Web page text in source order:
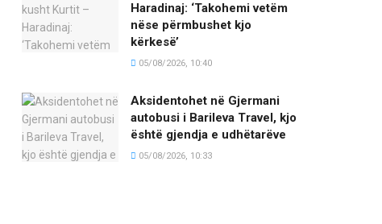
Haradinaj: ‘Takohemi vetëm
nëse përmbushet kjo
kërkesë’
05/08/2026, 10:40
Aksidentohet në Gjermani
autobusi i Barileva Travel, kjo
është gjendja e udhëtarëve
05/08/2026, 10:33